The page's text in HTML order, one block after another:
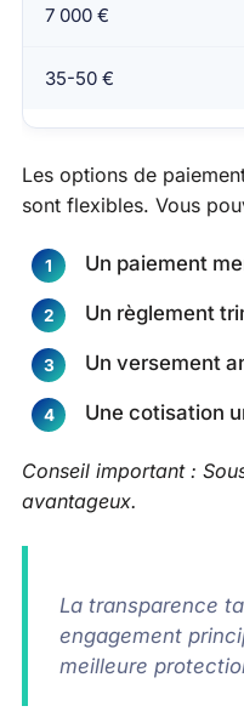
7 000 €
35-50 €
Les options de
sont flexibles. Vous
Un paiement
Un règlement
Un versement
Une cotisation
Conseil important :
avantageux.
La transparence
engagement
meilleure